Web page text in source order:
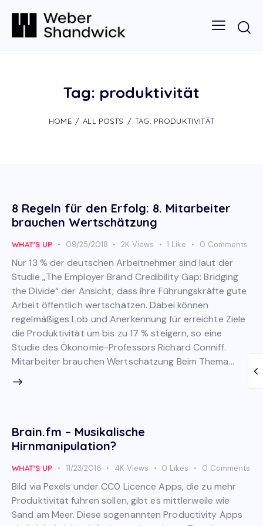
Tag: produktivität
HOME ALL POSTS TAG: PRODUKTIVITÄT
8 Regeln für den Erfolg: 8. Mitarbeiter
brauchen Wertschätzung
WHAT'S UP 09/25/2018 2K Views 1 Like 0 Comments
Nur 13 % der deutschen Arbeitnehmer sind laut der
Studie „The Employer Brand Credibility Gap: Bridging
the Divide“ der Ansicht, dass ihre Führungskräfte gute
Arbeit öffentlich wertschätzen. Dabei können
regelmäßiges Lob und Anerkennung für erreichte Ziele
die Produktivität um bis zu 17 % steigern, so eine
Studie des Ökonomie-Professors Richard Conniff.
Mitarbeiter brauchen Wertschätzung Beim Thema…
Brain.fm – Musikalische
Hirnmanipulation?
WHAT'S UP 11/23/2016 4K Views 0 Likes 0 Comments
Bild via Pexels under CC0 Licence Apps, die zu mehr
Produktivität führen sollen, gibt es mittlerweile wie
Sand am Meer. Diese sogenannten Productivity Apps